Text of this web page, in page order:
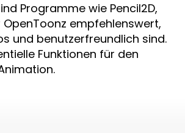
Programme wie Pencil2D,
empfehlenswert,
und benutzerfreundlich sind.
Funktionen für den